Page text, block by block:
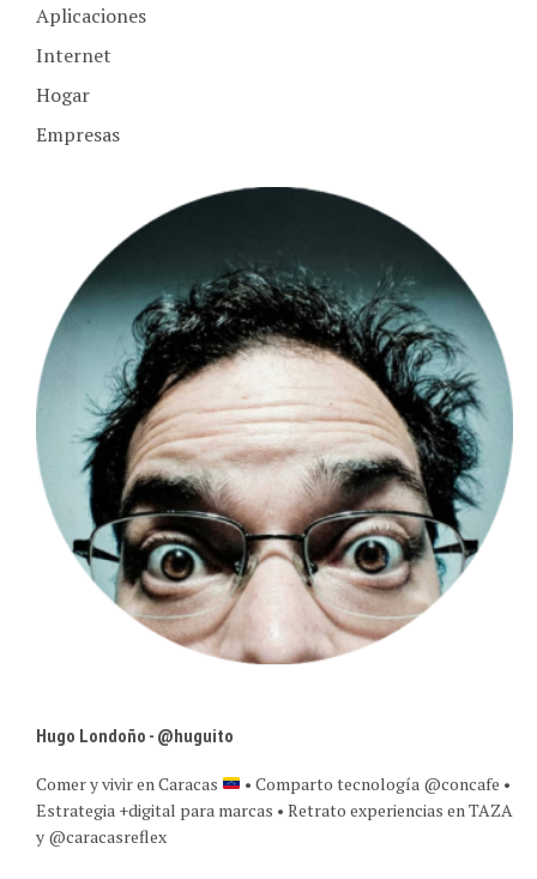
Internet
Hogar
Empresas
Estrategia +digital para marcas • Retrato experiencias en TAZA
y @caracasreflex